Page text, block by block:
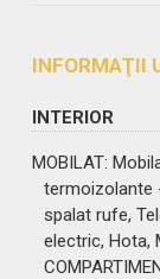
INFORMAŢII
INTERIOR
MOBILAT:
termoizolante
spalat rufe,
electric, Hota,